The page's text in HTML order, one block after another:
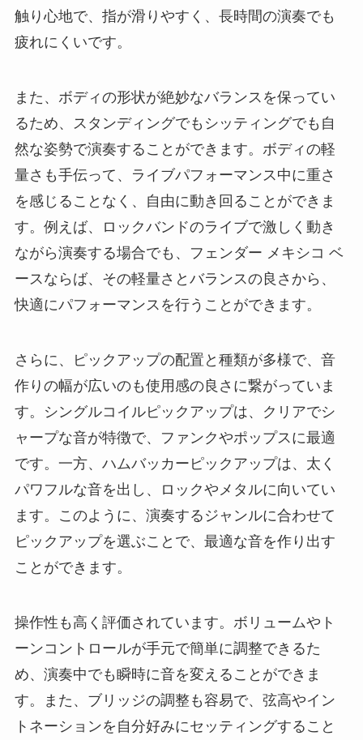
触り心地で、指が滑りやすく、長時間の演奏でも
疲れにくいです。
また、ボディの形状が絶妙なバランスを保ってい
るため、スタンディングでもシッティングでも自
然な姿勢で演奏することができます。ボディの軽
量さも手伝って、ライブパフォーマンス中に重さ
を感じることなく、自由に動き回ることができま
す。例えば、ロックバンドのライブで激しく動き
ながら演奏する場合でも、フェンダー メキシコ ベ
ースならば、その軽量さとバランスの良さから、
快適にパフォーマンスを行うことができます。
さらに、ピックアップの配置と種類が多様で、音
作りの幅が広いのも使用感の良さに繋がっていま
す。シングルコイルピックアップは、クリアでシ
ャープな音が特徴で、ファンクやポップスに最適
です。一方、ハムバッカーピックアップは、太く
パワフルな音を出し、ロックやメタルに向いてい
ます。このように、演奏するジャンルに合わせて
ピックアップを選ぶことで、最適な音を作り出す
ことができます。
操作性も高く評価されています。ボリュームやト
ーンコントロールが手元で簡単に調整できるた
め、演奏中でも瞬時に音を変えることができま
す。また、ブリッジの調整も容易で、弦高やイン
トネーションを自分好みにセッティングすること